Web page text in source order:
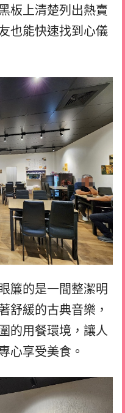
板上清楚列出熱賣
也能快速找到心儀
簾的是一間整潔明
舒緩的古典音樂，
的用餐環境，讓人
心享受美食。